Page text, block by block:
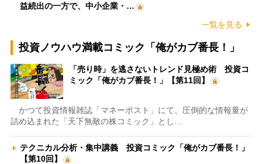
益続出の一方で、中小企業・…
一覧を見る
投資ノウハウ満載コミック「俺がカブ番長！」
「売り時」を逃さないトレンド見極め術 投資コ
ミック「俺がカブ番長！」【第11回】
かつて投資情報雑誌「マネーポスト」にて、圧倒的な情報量が
詰め込まれた「天下無敵の株コミック」とし…
テクニカル分析・集中講義 投資コミック「俺がカブ番長！」
【第10回】